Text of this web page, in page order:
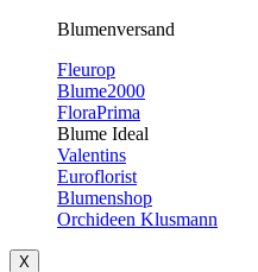
Blumenversand
Fleurop
Blume2000
FloraPrima
Blume Ideal
Valentins
Euroflorist
Blumenshop
Orchideen Klusmann
X